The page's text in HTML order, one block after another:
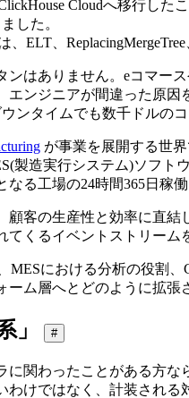
Cloudへ移行し
した。
、ELT、
ンはありません。eコマー
エンジニアが間違った原
ンタイムでも数千ドルのコ
が事業を展開する世
製造実行システム)ソフト
なる工場の24時間365日稼働
顧客の生産性と効率に直
てくるイベントストリーム
MESにおける分析の役割
ーム層へとどのように拡張
」 #
に関わったことがある方
わけではなく、計装される